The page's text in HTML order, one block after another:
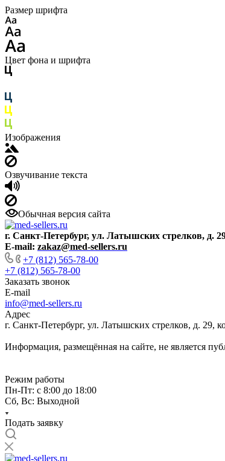
Размер шрифта
Цвет фона и шрифта
Изображения
Озвучивание текста
Обычная версия сайта
г. Санкт-Петербург, ул. Латышских стрелков, д.
E-mail: zakaz@med-sellers.ru
+7 (812) 565-78-00
+7 (812) 565-78-00
Заказать звонок
E-mail
info@med-sellers.ru
Адрес
г. Санкт-Петербург, ул. Латышских стрелков, д.
Информация, размещённая на сайте, не является
Режим работы
Пн-Пт: с 8:00 до 18:00
Сб, Вс: Выходной
Подать заявку